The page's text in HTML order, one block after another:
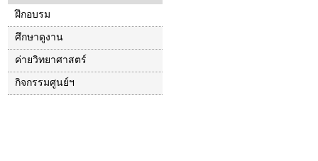
ฝึกอบรม
ศึกษาดูงาน
ค่ายวิทยาศาสตร์
กิจกรรมศูนย์ฯ